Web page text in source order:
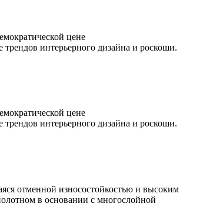
цене
интерьерного дизайна и роскоши.
цене
интерьерного дизайна и роскоши.
отменной износостойкостью и высоким
в основании с многослойной